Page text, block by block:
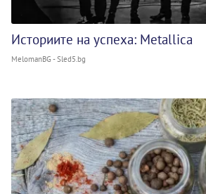
Историите на успеха: Metallica
MelomanBG - Sled5.bg